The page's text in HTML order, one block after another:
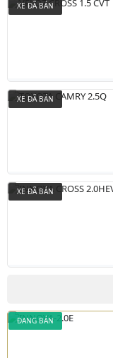
XE ĐÃ BÁN
XE ĐÃ BÁN
XE ĐÃ BÁN
ĐANG BÁN